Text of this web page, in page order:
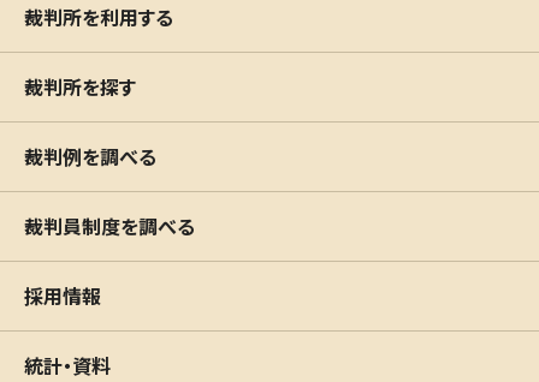
裁判所を利用する
裁判所を探す
裁判例を調べる
裁判員制度を調べる
採用情報
統計・資料